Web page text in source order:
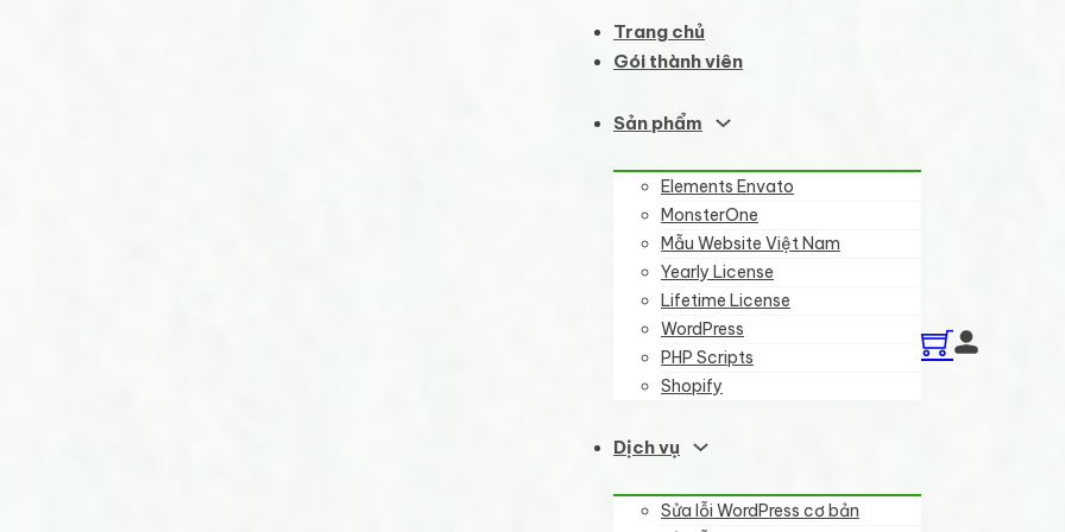
Trang chủ
Gói thành viên
Sản phẩm
Elements Envato
MonsterOne
Mẫu Website Việt Nam
Yearly License
Lifetime License
WordPress
PHP Scripts
Shopify
Dịch vụ
Sửa lỗi WordPress cơ bản